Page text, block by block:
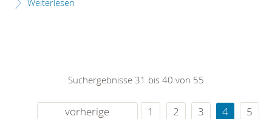
Weiterlesen
Suchergebnisse 31 bis 40 von 55
vorherige 1 2 3 4
5